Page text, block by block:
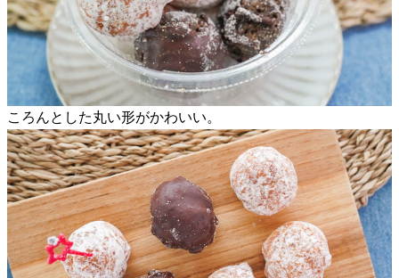
ころんとした丸い形がかわいい。